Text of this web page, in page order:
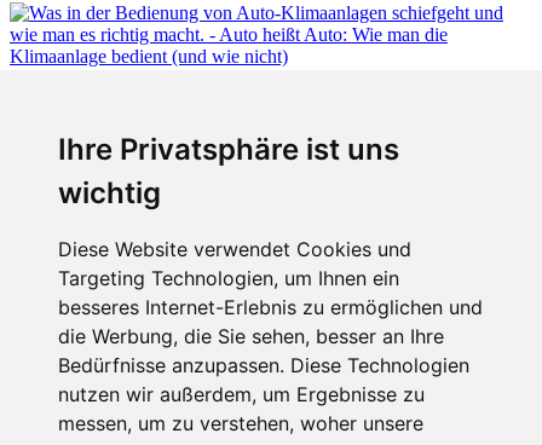
Ihre Privatsphäre ist uns
wichtig
Diese Website verwendet Cookies und
Targeting Technologien, um Ihnen ein
besseres Internet-Erlebnis zu ermöglichen und
die Werbung, die Sie sehen, besser an Ihre
Bedürfnisse anzupassen. Diese Technologien
nutzen wir außerdem, um Ergebnisse zu
messen, um zu verstehen, woher unsere
Auto heißt Auto: Wie man die Klimaanlage bedient (und wie nicht)
Fabian Steiner
Der großen Katzensprung mit dem Jaguar Type 01
Menschen in Bewegung